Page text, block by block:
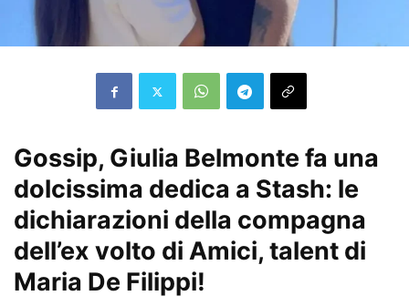
Gossip, Giulia Belmonte fa una
dolcissima dedica a Stash: le
dichiarazioni della compagna
dell’ex volto di Amici, talent di
Maria De Filippi!